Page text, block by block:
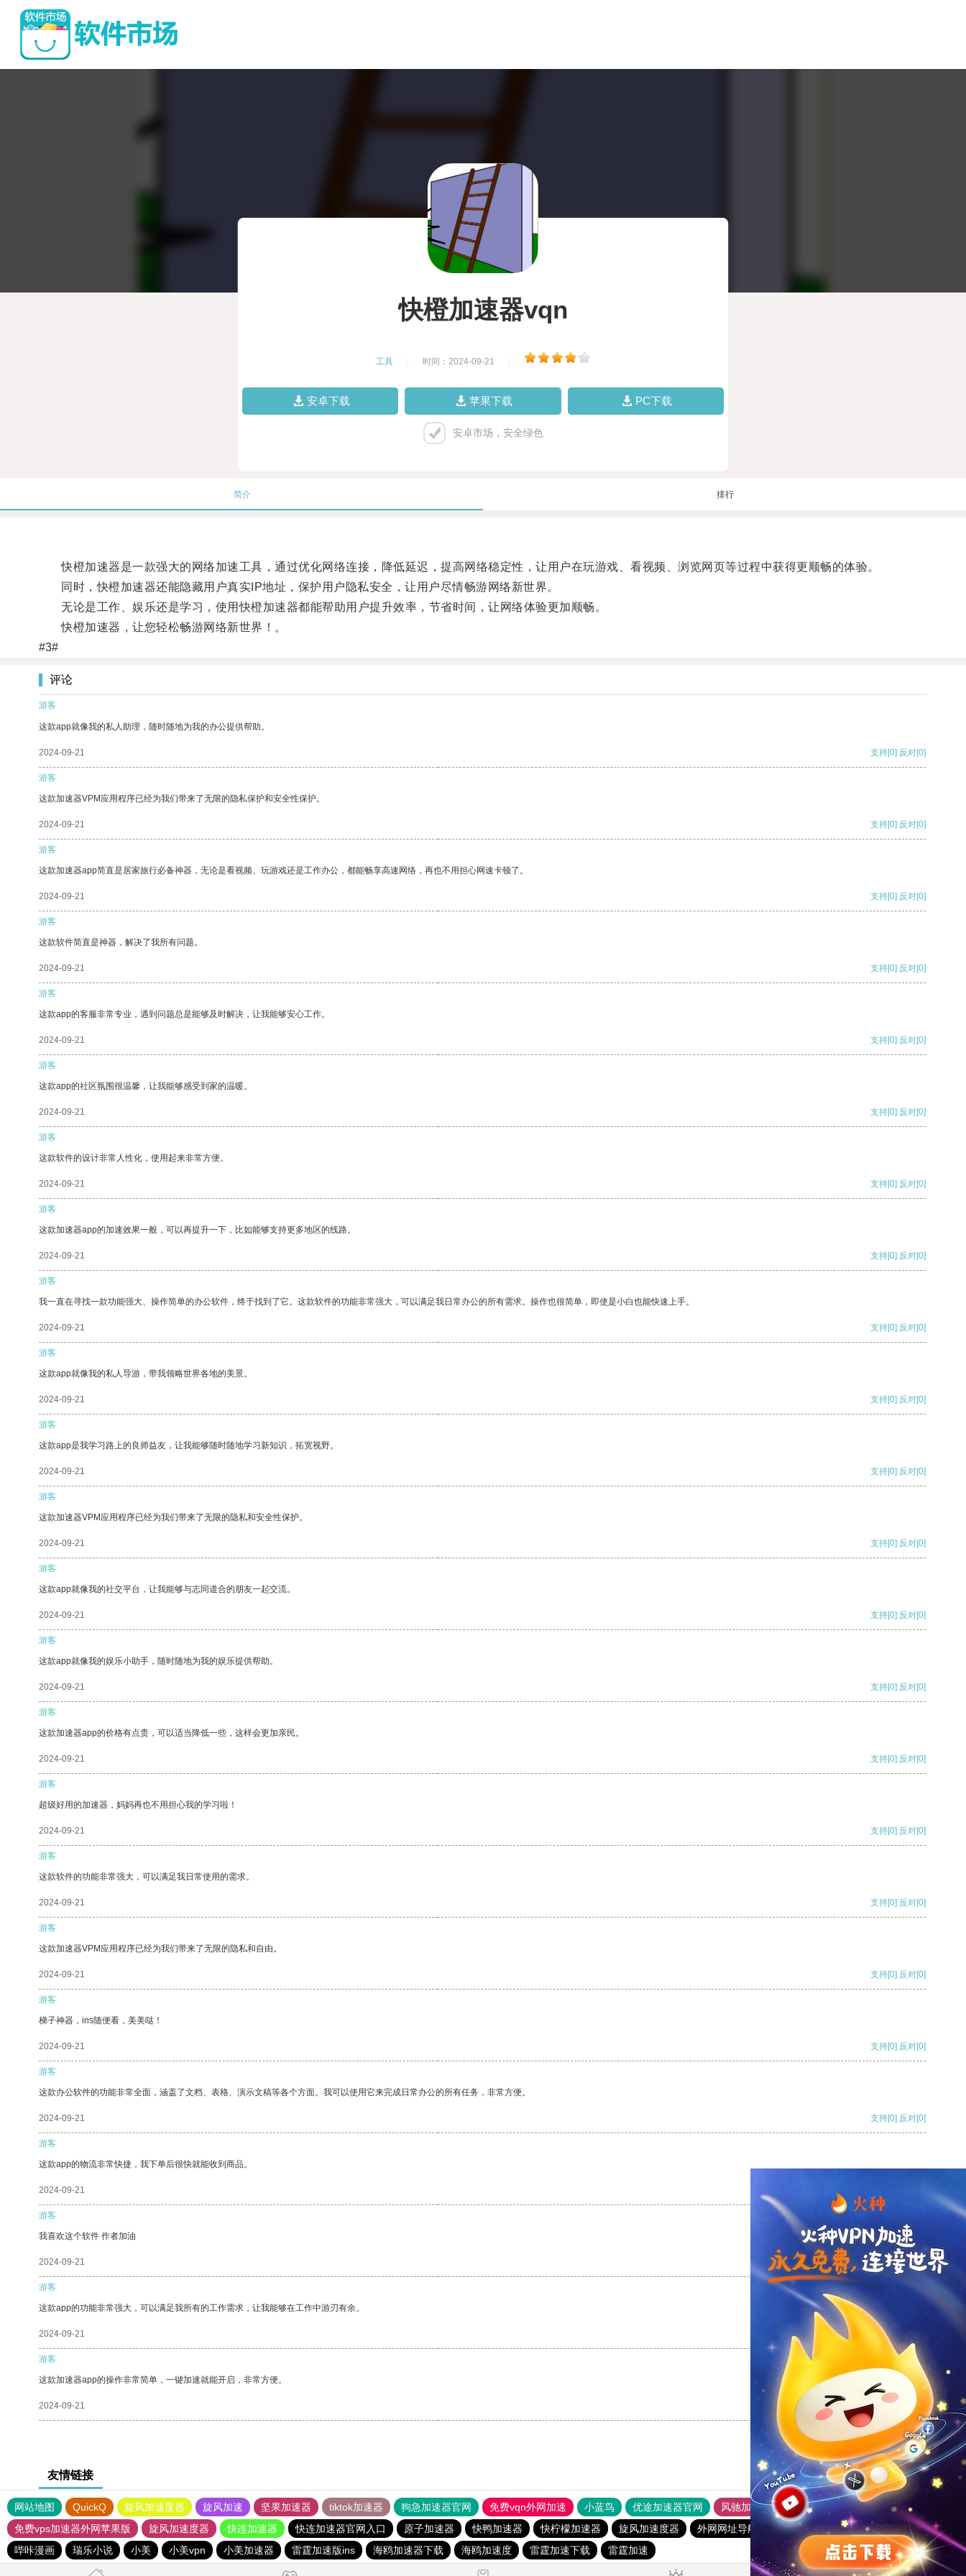
快橙加速器vqn
工具 时间：2024-09-21
安卓下载 苹果下载 PC下载
安卓市场，安全绿色
简介 排行
快橙加速器是一款强大的网络加速工具，通过优化网络连接，降低延迟，提高网络稳定性，让用户在玩游戏、看视频、浏览网页等过程中获得更顺畅的体验。
同时，快橙加速器还能隐藏用户真实IP地址，保护用户隐私安全，让用户尽情畅游网络新世界。
无论是工作、娱乐还是学习，使用快橙加速器都能帮助用户提升效率，节省时间，让网络体验更加顺畅。
快橙加速器，让您轻松畅游网络新世界！。
#3#
评论
游客
这款app就像我的私人助理，随时随地为我的办公提供帮助。
2024-09-21 支持[0] 反对[0]
游客
这款加速器VPM应用程序已经为我们带来了无限的隐私保护和安全性保护。
2024-09-21 支持[0] 反对[0]
游客
这款加速器app简直是居家旅行必备神器，无论是看视频、玩游戏还是工作办公，都能畅享高速网络，再也不用担心网速卡顿了。
2024-09-21 支持[0] 反对[0]
游客
这款软件简直是神器，解决了我所有问题。
2024-09-21 支持[0] 反对[0]
游客
这款app的客服非常专业，遇到问题总是能够及时解决，让我能够安心工作。
2024-09-21 支持[0] 反对[0]
游客
这款app的社区氛围很温馨，让我能够感受到家的温暖。
2024-09-21 支持[0] 反对[0]
游客
这款软件的设计非常人性化，使用起来非常方便。
2024-09-21 支持[0] 反对[0]
游客
这款加速器app的加速效果一般，可以再提升一下，比如能够支持更多地区的线路。
2024-09-21 支持[0] 反对[0]
游客
我一直在寻找一款功能强大、操作简单的办公软件，终于找到了它。这款软件的功能非常强大，可以满足我日常办公的所有需求。操作也很简单，即使是小白也能快速上手。
2024-09-21 支持[0] 反对[0]
游客
这款app就像我的私人导游，带我领略世界各地的美景。
2024-09-21 支持[0] 反对[0]
游客
这款app是我学习路上的良师益友，让我能够随时随地学习新知识，拓宽视野。
2024-09-21 支持[0] 反对[0]
游客
这款加速器VPM应用程序已经为我们带来了无限的隐私和安全性保护。
2024-09-21 支持[0] 反对[0]
游客
这款app就像我的社交平台，让我能够与志同道合的朋友一起交流。
2024-09-21 支持[0] 反对[0]
游客
这款app就像我的娱乐小助手，随时随地为我的娱乐提供帮助。
2024-09-21 支持[0] 反对[0]
游客
这款加速器app的价格有点贵，可以适当降低一些，这样会更加亲民。
2024-09-21 支持[0] 反对[0]
游客
超级好用的加速器，妈妈再也不用担心我的学习啦！
2024-09-21 支持[0] 反对[0]
游客
这款软件的功能非常强大，可以满足我日常使用的需求。
2024-09-21 支持[0] 反对[0]
游客
这款加速器VPM应用程序已经为我们带来了无限的隐私和自由。
2024-09-21 支持[0] 反对[0]
游客
梯子神器，ins随便看，美美哒！
2024-09-21 支持[0] 反对[0]
游客
这款办公软件的功能非常全面，涵盖了文档、表格、演示文稿等各个方面。我可以使用它来完成日常办公的所有任务，非常方便。
2024-09-21 支持[0] 反对[0]
游客
这款app的物流非常快捷，我下单后很快就能收到商品。
2024-09-21
游客
我喜欢这个软件 作者加油
2024-09-21 支持 [0] 反对[0]
游客
这款app的功能非常强大，可以满足我所有的工作需求，让我能够在工作中游刃有余。
2024-09-21 支持[0] 反对
游客
这款加速器app的操作非常简单，一键加速就能开启，非常方便。
2024-09-21 支持[0] 反对[0]
友情链接
网站地图 QuickQ 旋风加速度器 旋风加速 坚果加速器 tiktok加速器 狗急加速器官网 免费vqn外网加速 小蓝鸟 优途加速器官网 风驰加速器
旋风加速器
免费vps加速器外网苹果版
旋风加速度器 快连加速器 快连加速器官网入口 原子加速器 快鸭加速器 快柠檬加速器 旋风加速度器 外网网址导航 软件中心 雷霆加速
狂飙加速器
哔咔漫画
瑞乐小说 小美 小美vpn 小美加速器 雷霆加速版ins 海鸥加速器下载 海鸥加速度 雷霆加速下载 雷霆加速